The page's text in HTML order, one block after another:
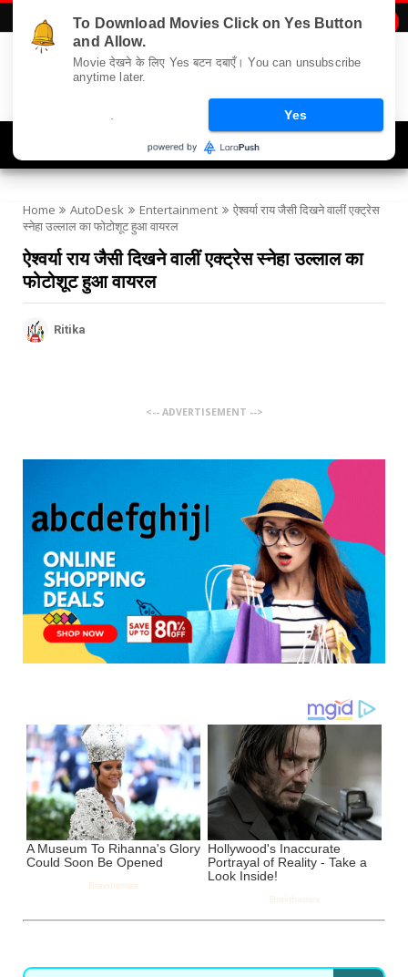
Home AutoDesk Entertainment
ऐश्वर्या राय जैसी दिखने वालीं एक्ट्रेस
स्नेहा उल्लाल का फोटोशूट हुआ वायरल
ऐश्वर्या राय जैसी दिखने वालीं एक्ट्रेस स्नेहा उल्लाल का
फोटोशूट हुआ वायरल
Ritika
<-- ADVERTISEMENT -->
To Download Movies Click on Yes Button
and Allow.
Movie देखने के लिए Yes बटन दबाएँ। You can unsubscribe
anytime later.
Yes